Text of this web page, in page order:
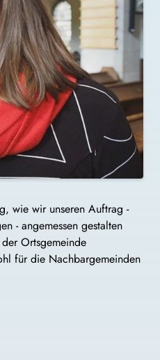
wie wir unseren Auftrag -
- angemessen gestalten
Ortsgemeinde
für die Nachbargemeinden